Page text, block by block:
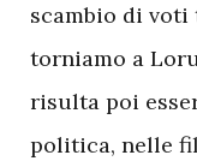
scambio di voti
torniamo a
risulta poi
politica, nelle